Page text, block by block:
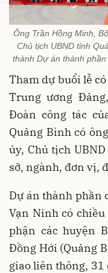
Ông Trần Hồng Minh,
Chủ tịch UBND tỉnh
thành Dự án thành
Tham dự buổi lễ
Trung ương
Đoàn công tác
Quảng Bình có
ủy, Chủ tịch
sở, ngành, đơn vị,
Dự án thành phần
Vạn Ninh có
phận các huyện
Đồng Hới (Quảng
giao liên thông, 31